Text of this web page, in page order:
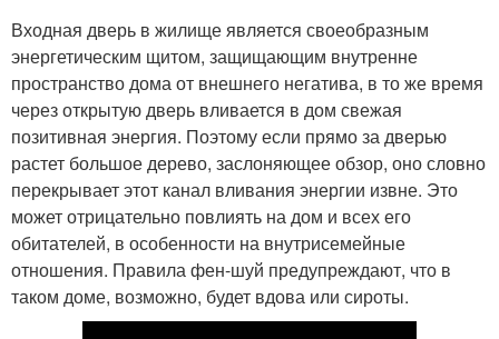
Входная дверь в жилище является своеобразным
энергетическим щитом, защищающим внутренне
пространство дома от внешнего негатива, в то же время
через открытую дверь вливается в дом свежая
позитивная энергия. Поэтому если прямо за дверью
растет большое дерево, заслоняющее обзор, оно словно
перекрывает этот канал вливания энергии извне. Это
может отрицательно повлиять на дом и всех его
обитателей, в особенности на внутрисемейные
отношения. Правила фен-шуй предупреждают, что в
таком доме, возможно, будет вдова или сироты.